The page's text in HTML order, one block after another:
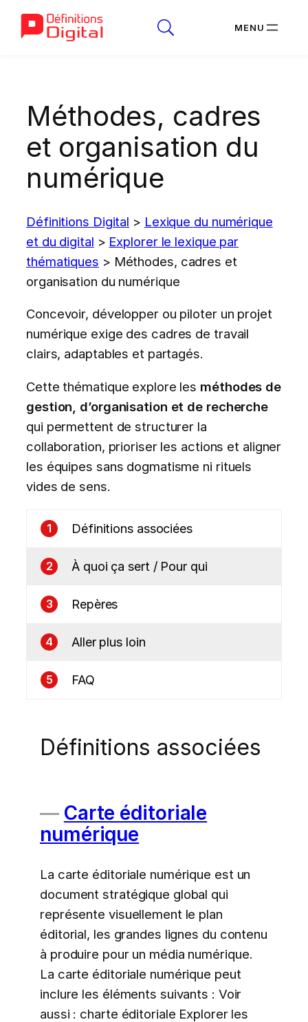
contenu
Méthodes, cadres
et organisation du
numérique
Définitions Digital > Lexique du numérique
et du digital > Explorer le lexique par
thématiques > Méthodes, cadres et
organisation du numérique
Concevoir, développer ou piloter un projet
numérique exige des cadres de travail
clairs, adaptables et partagés.
Cette thématique explore les méthodes de
gestion, d’organisation et de recherche
qui permettent de structurer la
collaboration, prioriser les actions et aligner
les équipes sans dogmatisme ni rituels
vides de sens.
1 Définitions associées
2 À quoi ça sert / Pour qui
3 Repères
4 Aller plus loin
5 FAQ
Définitions associées
Carte éditoriale
numérique
La carte éditoriale numérique est un
document stratégique global qui
représente visuellement le plan
éditorial, les grandes lignes du contenu
à produire pour un média numérique.
La carte éditoriale numérique peut
inclure les éléments suivants : Voir
aussi : charte éditoriale Explorer les